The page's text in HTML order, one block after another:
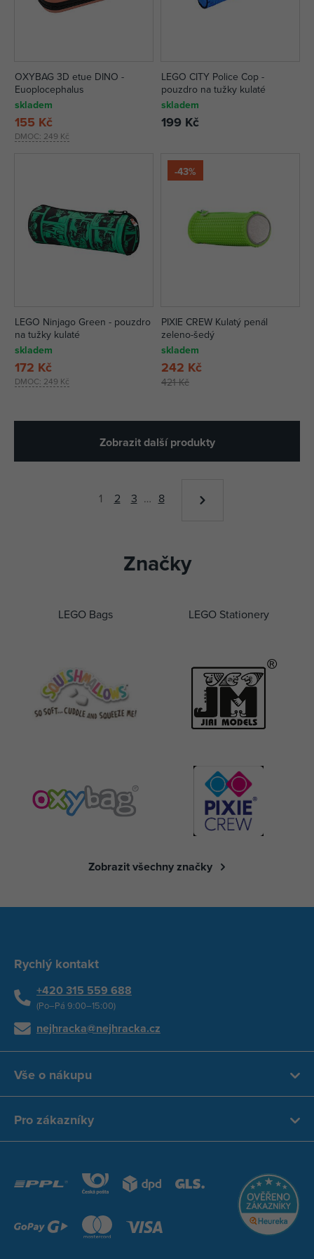
OXYBAG 3D etue DINO -
Euoplocephalus
skladem
DMOC: 249 Kč
155 Kč
LEGO CITY Police Cop -
pouzdro na tužky kulaté
skladem
199 Kč
LEGO Ninjago Green - pouzdro
na tužky kulaté
skladem
DMOC: 249 Kč
172 Kč
-43%
PIXIE CREW Kulatý penál
zeleno-šedý
skladem
421 Kč
242 Kč
Zobrazit další produkty
1 2 3 … 8
Značky
LEGO Bags LEGO Stationery
Zobrazit všechny značky
Rychlý kontakt
+420 315 559 688
(Po–Pá 9:00–15:00)
nejhracka@nejhracka.cz
Vše o nákupu
Pro zákazníky